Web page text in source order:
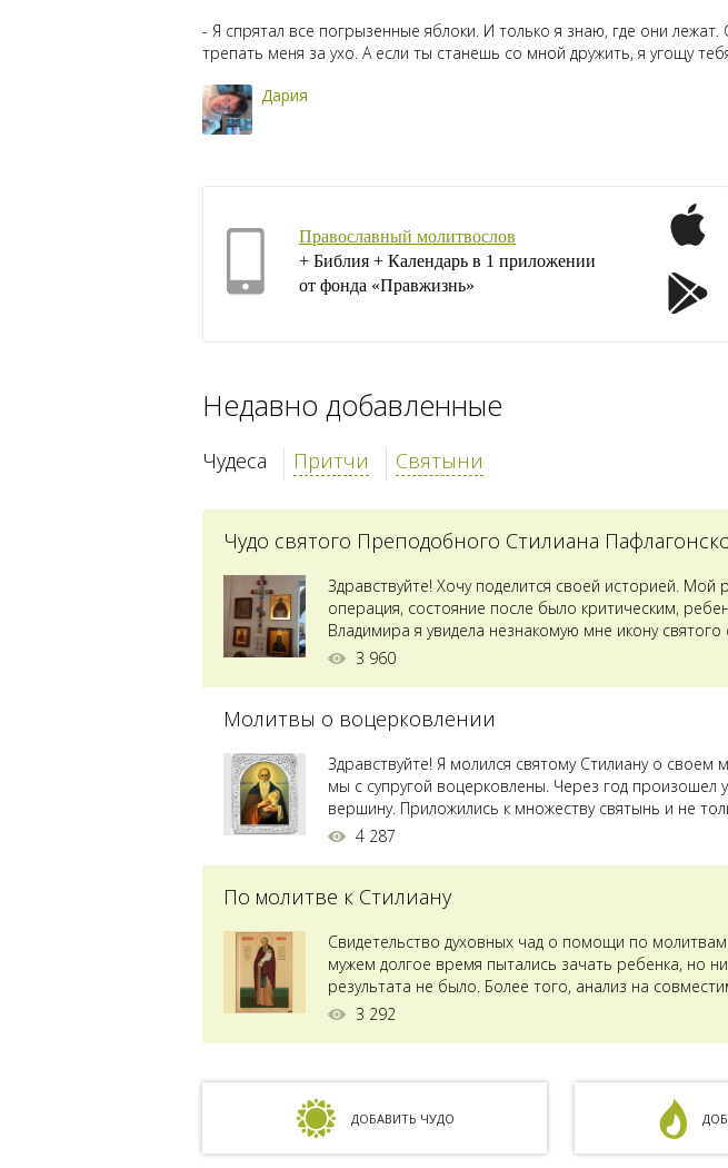
- Я спрятал все погрызенные яблоки. И только я знаю, где они
трепать меня за ухо. А если ты станешь со мной дружить, я угощу
Дария
Православный молитвослов
+ Библия + Календарь в 1 приложении
от фонда «Правжизнь»
Недавно добавленные
Чудеса Притчи Святыни
Чудо святого Преподобного Стилиана
Здравствуйте! Хочу поделится своей историей.
операция, состояние после было критическим,
Владимира я увидела незнакомую мне икону
Преподобного...
3 960
Молитвы о воцерковлении
Здравствуйте! Я молился святому Стилиану о
мы с супругой воцерковлены. Через год
вершину. Приложились к множеству святынь и не
4 287
По молитве к Стилиану
Свидетельство духовных чад о помощи по
мужем долгое время пытались зачать ребенка, но
результата не было. Более того, анализ на
ставили...
3 292
ДОБАВИТЬ ЧУДО